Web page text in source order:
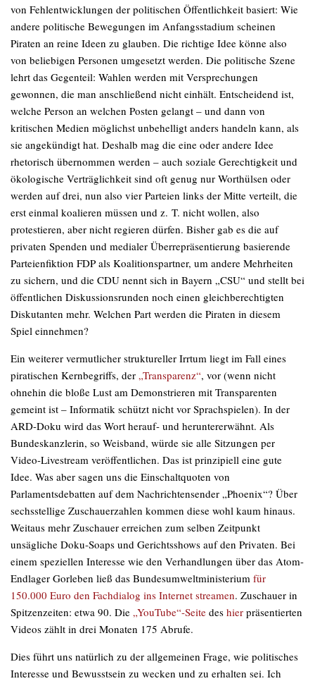
von Fehlentwicklungen der politischen Öffentlichkeit basiert: Wie
andere politische Bewegungen im Anfangsstadium scheinen
Piraten an reine Ideen zu glauben. Die richtige Idee könne also
von beliebigen Personen umgesetzt werden. Die politische Szene
lehrt das Gegenteil: Wahlen werden mit Versprechungen
gewonnen, die man anschließend nicht einhält. Entscheidend ist,
welche Person an welchen Posten gelangt – und dann von
kritischen Medien möglichst unbehelligt anders handeln kann, als
sie angekündigt hat. Deshalb mag die eine oder andere Idee
rhetorisch übernommen werden – auch soziale Gerechtigkeit und
ökologische Verträglichkeit sind oft genug nur Worthülsen oder
werden auf drei, nun also vier Parteien links der Mitte verteilt, die
erst einmal koalieren müssen und z. T. nicht wollen, also
protestieren, aber nicht regieren dürfen. Bisher gab es die auf
privaten Spenden und medialer Überrepräsentierung basierende
Parteienfiktion FDP als Koalitionspartner, um andere Mehrheiten
zu sichern, und die CDU nennt sich in Bayern „CSU“ und stellt bei
öffentlichen Diskussionsrunden noch einen gleichberechtigten
Diskutanten mehr. Welchen Part werden die Piraten in diesem
Spiel einnehmen?
Ein weiterer vermutlicher struktureller Irrtum liegt im Fall eines
piratischen Kernbegriffs, der „Transparenz“, vor (wenn nicht
ohnehin die bloße Lust am Demonstrieren mit Transparenten
gemeint ist – Informatik schützt nicht vor Sprachspielen). In der
ARD-Doku wird das Wort herauf- und heruntererwähnt. Als
Bundeskanzlerin, so Weisband, würde sie alle Sitzungen per
Video-Livestream veröffentlichen. Das ist prinzipiell eine gute
Idee. Was aber sagen uns die Einschaltquoten von
Parlamentsdebatten auf dem Nachrichtensender „Phoenix“? Über
sechsstellige Zuschauerzahlen kommen diese wohl kaum hinaus.
Weitaus mehr Zuschauer erreichen zum selben Zeitpunkt
unsägliche Doku-Soaps und Gerichtsshows auf den Privaten. Bei
einem speziellen Interesse wie den Verhandlungen über das Atom-
Endlager Gorleben ließ das Bundesumweltministerium für
150.000 Euro den Fachdialog ins Internet streamen. Zuschauer in
Spitzenzeiten: etwa 90. Die „YouTube“-Seite des hier präsentierten
Videos zählt in drei Monaten 175 Abrufe.
Dies führt uns natürlich zu der allgemeinen Frage, wie politisches
Interesse und Bewusstsein zu wecken und zu erhalten sei. Ich